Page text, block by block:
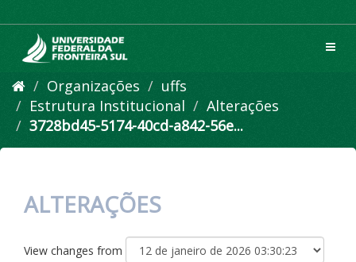
para
conteúdo
Organizações
uffs
Estrutura Institucional
Alterações
3728bd45-5174-40cd-a842-56e...
ALTERAÇÕES
View changes from